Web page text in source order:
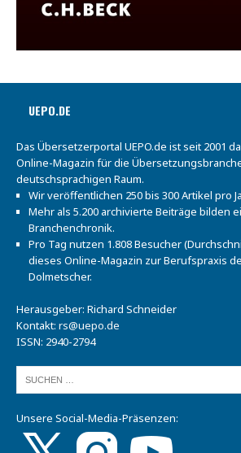
UEPO.DE
Das Übersetzerportal UEPO.de ist seit 2001
Online-Magazin für die
deutschsprachigen Raum.
Wir veröffentlichen 250 bis 300 Artikel pro
Mehr als 5.200 archivierte Beiträge bilden
Branchenchronik.
Pro Tag nutzen 1.808 Besucher
dieses Online-Magazin zur Berufspraxis
Dolmetscher.
Herausgeber: Richard Schneider
Kontakt: rs@uepo.de
ISSN: 2940-2794
Unsere Social-Media-Präsenzen: